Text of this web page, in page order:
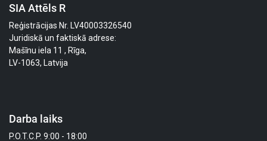
SIA Attēls R
Reģistrācijas Nr. LV40003326540
Juridiskā un faktiskā adrese:
Mašīnu iela 11 , Rīga,
LV-1063, Latvija
Darba laiks
P.O.T.C.P. 9:00 - 18:00